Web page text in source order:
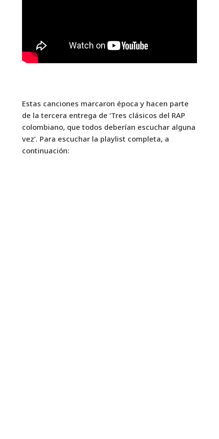
Estas canciones marcaron época y hacen parte
de la tercera entrega de ‘Tres clásicos del RAP
colombiano, que todos deberían escuchar alguna
vez’. Para escuchar la playlist completa, a
continuación: